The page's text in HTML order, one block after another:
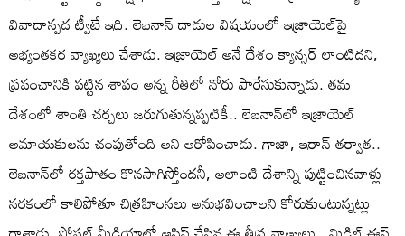
వివాదాస్పద ట్వీటే ఇది. లెబనాన్‌ దాడుల విషయంలో ఇజ్రాయెల్‌పై
అభ్యంతకర వ్యాఖ్యలు చేశాడు. ఇజ్రాయెల్‌ అనే దేశం క్యాన్సర్‌ లాంటిదని,
ప్రపంచానికి పట్టిన శాపం అన్న రీతిలో నోరు పారేసుకున్నాడు. తమ
దేశంలో శాంతి చర్చలు జరుగుతున్నప్పటికీ.. లెబనాన్‌లో ఇజ్రాయెల్
అమాయకులను చంపుతోంది అని ఆరోపించాడు. గాజా, ఇరాన్ తర్వాత..
లెబనాన్‌లో రక్తపాతం కొనసాగిస్తోందనీ, అలాంటి దేశాన్ని పుట్టించినవాళ్లు
నరకంలో కాలిపోతూ చిత్రహింసలు అనుభవించాలని కోరుకుంటున్నట్లు